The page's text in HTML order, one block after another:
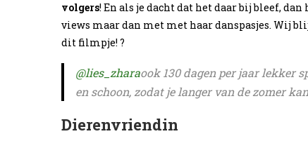
volgers! En als je dacht dat het daar bij bleef,
views maar dan met met haar danspasjes. Wij
dit filmpje! ?
@lies_zharaook 130 dagen per jaar lekker
en schoon, zodat je langer van de zomer
Dierenvriendin